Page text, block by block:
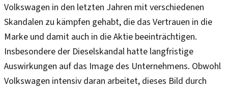
Volkswagen in den letzten Jahren mit verschiedenen
Skandalen zu kämpfen gehabt, die das Vertrauen in die
Marke und damit auch in die Aktie beeinträchtigen.
Insbesondere der Dieselskandal hatte langfristige
Auswirkungen auf das Image des Unternehmens. Obwohl
Volkswagen intensiv daran arbeitet, dieses Bild durch